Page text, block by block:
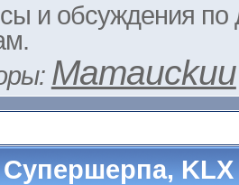
и обсуждения
Mamauckuu